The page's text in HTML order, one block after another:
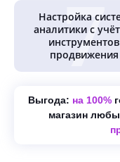
Настройка
аналитики с
инструментов
продвижения
Выгода: на 100%
магазин